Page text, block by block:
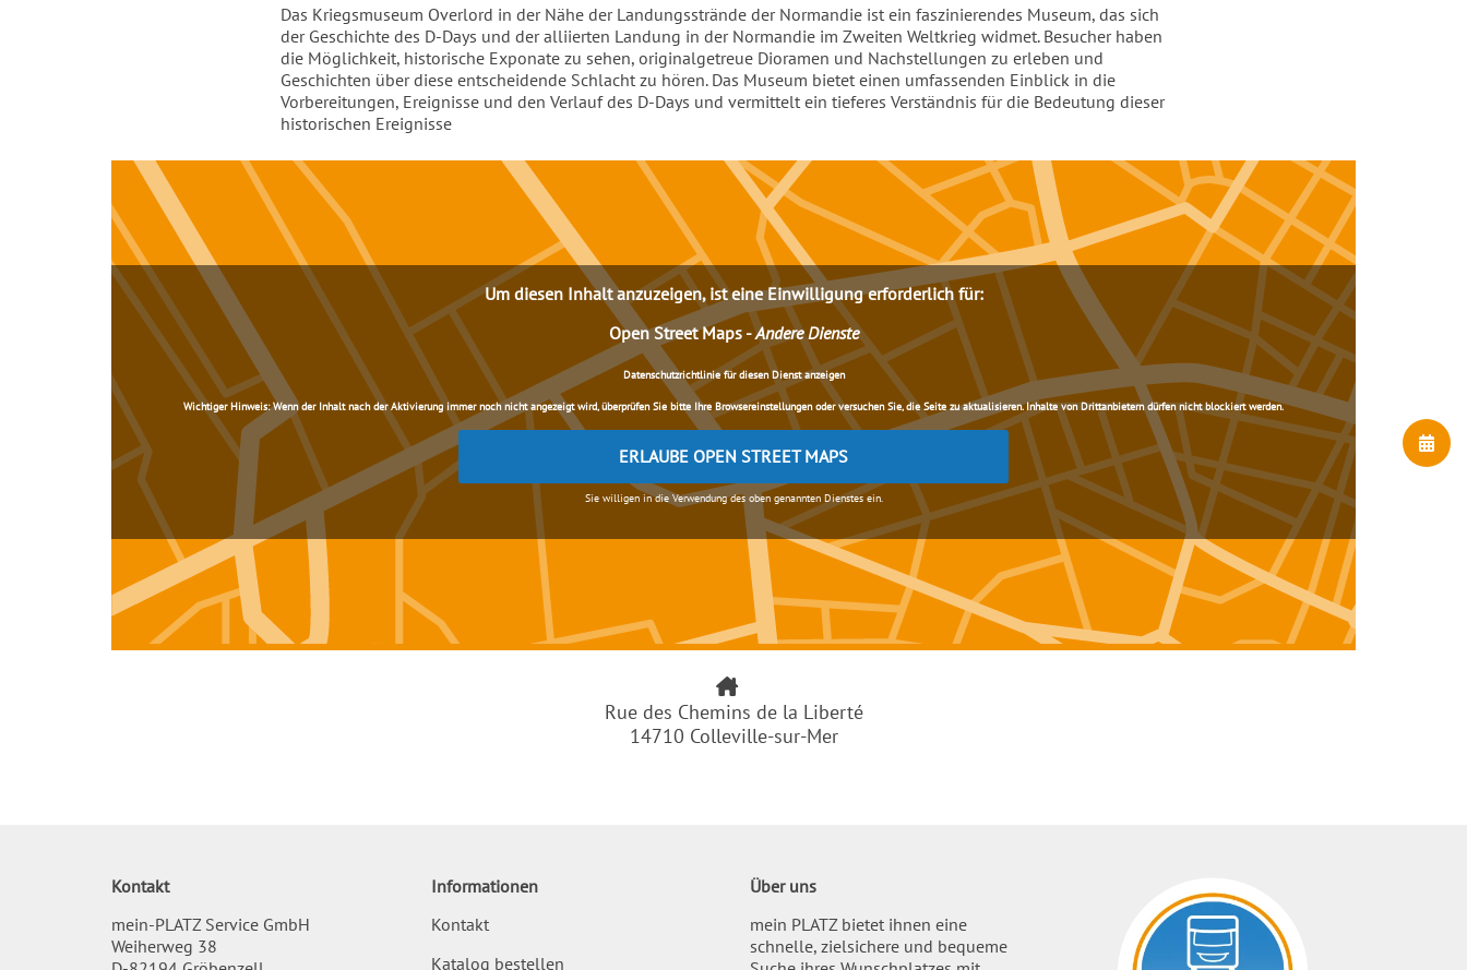
Einleitung
Das Kriegsmuseum Overlord in der Nähe der Landungsstrände der Normandie ist ein faszinierendes Museum, das sich
der Geschichte des D-Days und der alliierten Landung in der Normandie im Zweiten Weltkrieg widmet. Besucher haben
die Möglichkeit, historische Exponate zu sehen, originalgetreue Dioramen und Nachstellungen zu erleben und
Geschichten über diese entscheidende Schlacht zu hören. Das Museum bietet einen umfassenden Einblick in die
Vorbereitungen, Ereignisse und den Verlauf des D-Days und vermittelt ein tieferes Verständnis für die Bedeutung dieser
historischen Ereignisse
Inhalt
Um diesen Inhalt anzuzeigen, ist eine Einwilligung erforderlich für:
Open Street Maps-Andere Dienste
Datenschutzrichtlinie für diesen Dienst anzeigen
Wichtiger Hinweis:Wenn der Inhalt nach der Aktivierung immer noch nicht angezeigt wird, überprüfen Sie bitte Ihre Browsereinstellungen oder versuchen Sie, die Seite zu aktualisieren. Inhalte von Drittanbietern dürfen nicht blockiert werden.
ERLAUBE OPEN STREET MAPS
Sie willigen in die Verwendung des oben genannten Dienstes ein.
Rue des Chemins de la Liberté
14710 Colleville-sur-Mer
Kontakt
mein-PLATZ Service GmbH
Weiherweg 38
Informationen
Kontakt
Katalog bestellen
Über uns
mein PLATZ bietet ihnen eine
schnelle, zielsichere und bequeme